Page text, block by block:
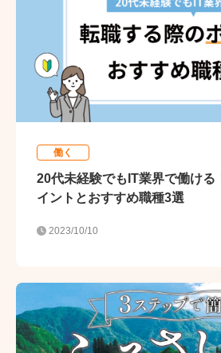
働く
20代未経験でもIT業界で働ける
イントとおすすめ職種3選
2023/10/10